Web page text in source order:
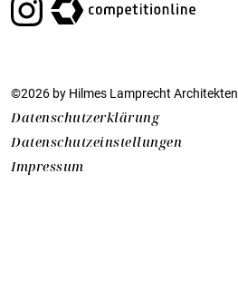
©2026 by Hilmes Lamprecht
Datenschutzerklärung
Datenschutzeinstellungen
Impressum